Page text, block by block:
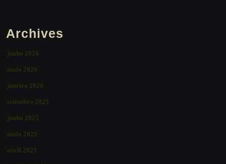
Archives
junho 2026
maio 2026
janeiro 2026
setembro 2025
junho 2025
maio 2025
abril 2025